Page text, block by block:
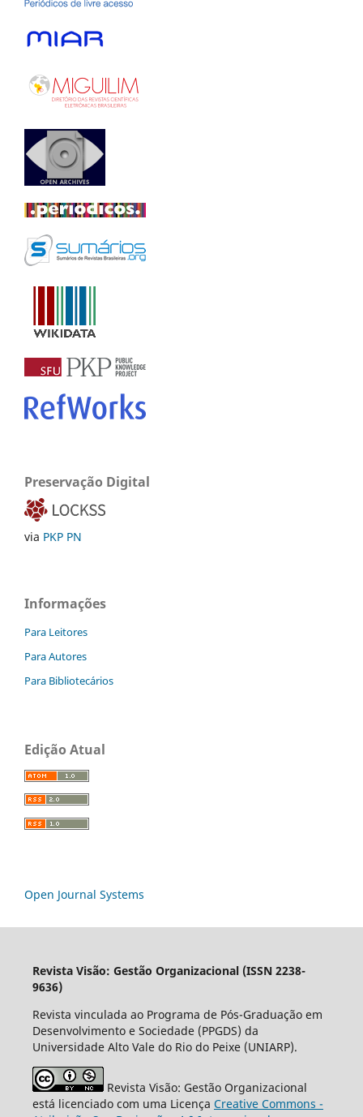
Preservação Digital
via PKP PN
Informações
Para Leitores
Para Autores
Para Bibliotecários
Edição Atual
Open Journal Systems
Revista Visão: Gestão Organizacional (ISSN 2238-
9636)
Revista vinculada ao Programa de Pós-Graduação em
Desenvolvimento e Sociedade (PPGDS) da
Universidade Alto Vale do Rio do Peixe (UNIARP).
Revista Visão: Gestão Organizacional
está licenciado com uma Licença Creative Commons -